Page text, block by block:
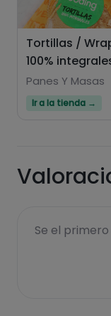
Tortillas /
100%
Panes Y Masas
Ir a la tienda →
Se el